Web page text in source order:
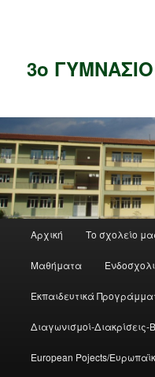
3ο
Αρχική Το σχολείο
Μαθήματα
Εκπαιδευτικά
Διαγωνισμοί-Διακρίσεις-
European Pojects/